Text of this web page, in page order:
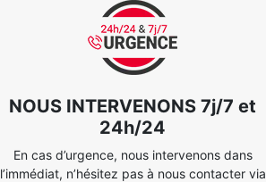
NOUS INTERVENONS 7j/7 et
24h/24
En cas d’urgence, nous intervenons dans
l’immédiat, n’hésitez pas à nous contacter via